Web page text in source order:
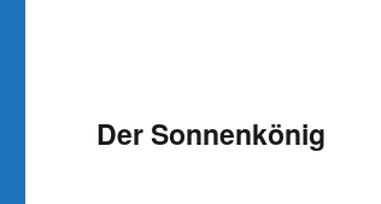
Der Sonnenkönig